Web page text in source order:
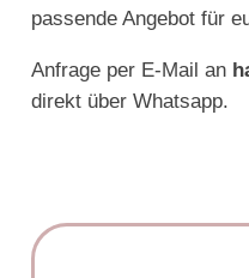
passende Angebot für
Anfrage per E-Mail an
direkt über Whatsapp.